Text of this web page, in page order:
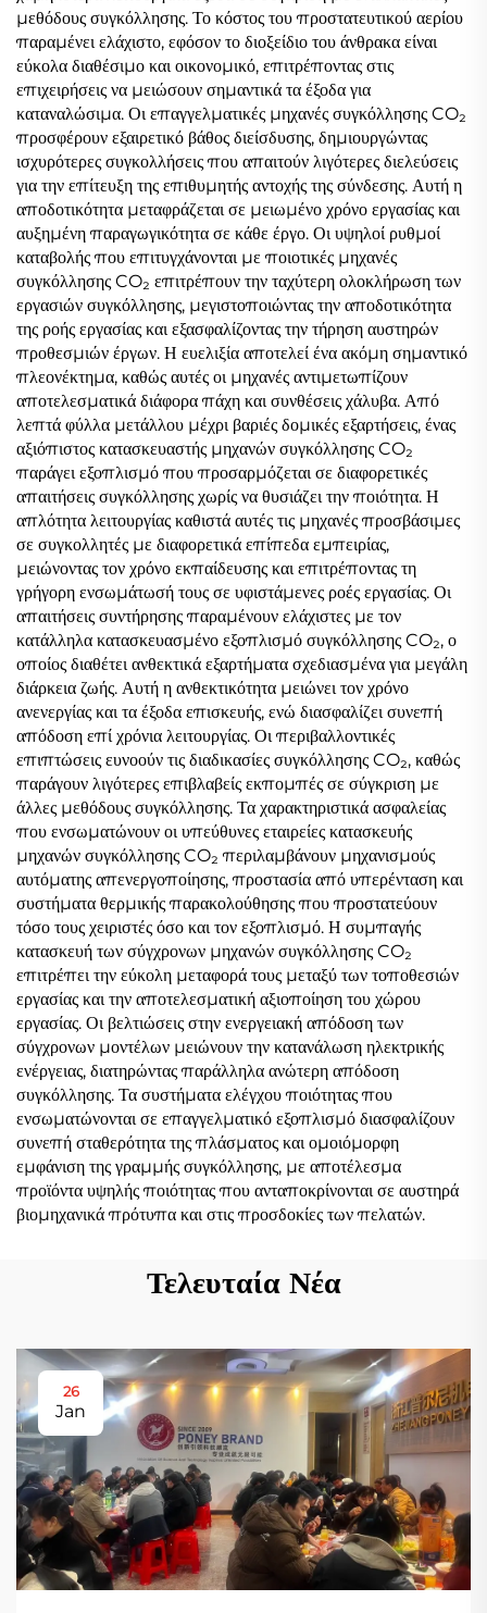
μεθόδους συγκόλλησης. Το κόστος του προστατευτικού αερίου
παραμένει ελάχιστο, εφόσον το διοξείδιο του άνθρακα είναι
εύκολα διαθέσιμο και οικονομικό, επιτρέποντας στις
επιχειρήσεις να μειώσουν σημαντικά τα έξοδα για
καταναλώσιμα. Οι επαγγελματικές μηχανές συγκόλλησης CO₂
προσφέρουν εξαιρετικό βάθος διείσδυσης, δημιουργώντας
ισχυρότερες συγκολλήσεις που απαιτούν λιγότερες διελεύσεις
για την επίτευξη της επιθυμητής αντοχής της σύνδεσης. Αυτή η
αποδοτικότητα μεταφράζεται σε μειωμένο χρόνο εργασίας και
αυξημένη παραγωγικότητα σε κάθε έργο. Οι υψηλοί ρυθμοί
καταβολής που επιτυγχάνονται με ποιοτικές μηχανές
συγκόλλησης CO₂ επιτρέπουν την ταχύτερη ολοκλήρωση των
εργασιών συγκόλλησης, μεγιστοποιώντας την αποδοτικότητα
της ροής εργασίας και εξασφαλίζοντας την τήρηση αυστηρών
προθεσμιών έργων. Η ευελιξία αποτελεί ένα ακόμη σημαντικό
πλεονέκτημα, καθώς αυτές οι μηχανές αντιμετωπίζουν
αποτελεσματικά διάφορα πάχη και συνθέσεις χάλυβα. Από
λεπτά φύλλα μετάλλου μέχρι βαριές δομικές εξαρτήσεις, ένας
αξιόπιστος κατασκευαστής μηχανών συγκόλλησης CO₂
παράγει εξοπλισμό που προσαρμόζεται σε διαφορετικές
απαιτήσεις συγκόλλησης χωρίς να θυσιάζει την ποιότητα. Η
απλότητα λειτουργίας καθιστά αυτές τις μηχανές προσβάσιμες
σε συγκολλητές με διαφορετικά επίπεδα εμπειρίας,
μειώνοντας τον χρόνο εκπαίδευσης και επιτρέποντας τη
γρήγορη ενσωμάτωσή τους σε υφιστάμενες ροές εργασίας. Οι
απαιτήσεις συντήρησης παραμένουν ελάχιστες με τον
κατάλληλα κατασκευασμένο εξοπλισμό συγκόλλησης CO₂, ο
οποίος διαθέτει ανθεκτικά εξαρτήματα σχεδιασμένα για μεγάλη
διάρκεια ζωής. Αυτή η ανθεκτικότητα μειώνει τον χρόνο
ανενεργίας και τα έξοδα επισκευής, ενώ διασφαλίζει συνεπή
απόδοση επί χρόνια λειτουργίας. Οι περιβαλλοντικές
επιπτώσεις ευνοούν τις διαδικασίες συγκόλλησης CO₂, καθώς
παράγουν λιγότερες επιβλαβείς εκπομπές σε σύγκριση με
άλλες μεθόδους συγκόλλησης. Τα χαρακτηριστικά ασφαλείας
που ενσωματώνουν οι υπεύθυνες εταιρείες κατασκευής
μηχανών συγκόλλησης CO₂ περιλαμβάνουν μηχανισμούς
αυτόματης απενεργοποίησης, προστασία από υπερένταση και
συστήματα θερμικής παρακολούθησης που προστατεύουν
τόσο τους χειριστές όσο και τον εξοπλισμό. Η συμπαγής
κατασκευή των σύγχρονων μηχανών συγκόλλησης CO₂
επιτρέπει την εύκολη μεταφορά τους μεταξύ των τοποθεσιών
εργασίας και την αποτελεσματική αξιοποίηση του χώρου
εργασίας. Οι βελτιώσεις στην ενεργειακή απόδοση των
σύγχρονων μοντέλων μειώνουν την κατανάλωση ηλεκτρικής
ενέργειας, διατηρώντας παράλληλα ανώτερη απόδοση
συγκόλλησης. Τα συστήματα ελέγχου ποιότητας που
ενσωματώνονται σε επαγγελματικό εξοπλισμό διασφαλίζουν
συνεπή σταθερότητα της πλάσματος και ομοιόμορφη
εμφάνιση της γραμμής συγκόλλησης, με αποτέλεσμα
προϊόντα υψηλής ποιότητας που ανταποκρίνονται σε αυστηρά
βιομηχανικά πρότυπα και στις προσδοκίες των πελατών.
Τελευταία Νέα
26
Jan